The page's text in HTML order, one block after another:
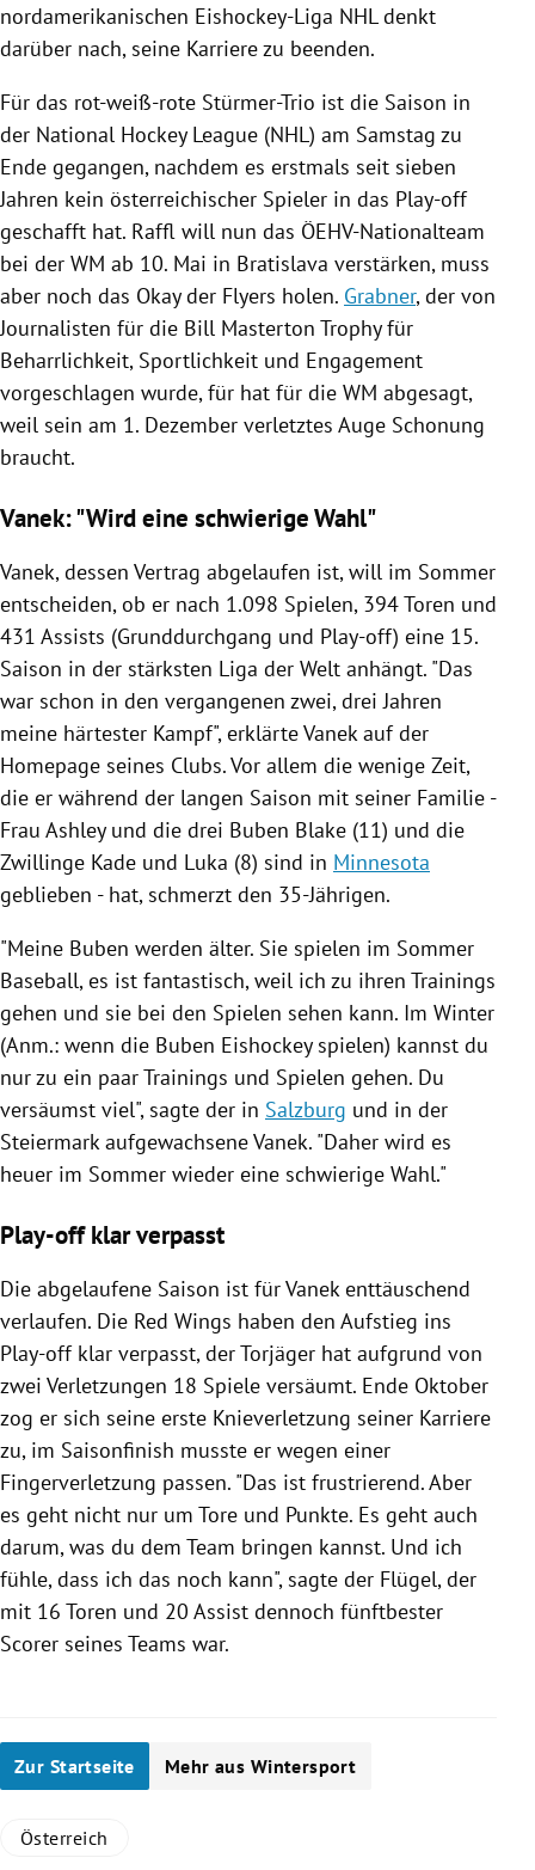
Untermenü
Untermenü
Untermenü
Untermenü
nordamerikanischen Eishockey-Liga NHL denkt
darüber nach, seine Karriere zu beenden.
Für das rot-weiß-rote Stürmer-Trio ist die Saison in
der National Hockey League (NHL ) am Samstag zu
Ende gegangen, nachdem es erstmals seit sieben
Jahren kein österreichischer Spieler in das Play-off
geschafft hat. Raffl will nun das ÖEHV-Nationalteam
bei der WM ab 10. Mai in Bratislava verstärken, muss
aber noch das Okay der Flyers holen. Grabner, der von
Journalisten für die Bill Masterton Trophy für
Beharrlichkeit, Sportlichkeit und Engagement
vorgeschlagen wurde, für hat für die WM abgesagt,
weil sein am 1. Dezember verletztes Auge Schonung
braucht.
Vanek: "Wird eine schwierige Wahl"
Vanek, dessen Vertrag abgelaufen ist, will im Sommer
entscheiden, ob er nach 1.098 Spielen, 394 Toren und
431 Assists (Grunddurchgang und Play-off) eine 15.
Saison in der stärksten Liga der Welt anhängt. "Das
war schon in den vergangenen zwei, drei Jahren
meine härtester Kampf", erklärteVanek auf der
Homepage seines Clubs. Vor allem die wenige Zeit,
die er während der langen Saison mit seiner Familie -
Frau Ashley und die drei Buben Blake (11) und die
Zwillinge Kade und Luka (8) sind in Minnesota
geblieben - hat, schmerzt den 35-Jährigen.
"Meine Buben werden älter. Sie spielen im Sommer
Baseball, es ist fantastisch, weil ich zu ihren Trainings
gehen und sie bei den Spielen sehen kann. Im Winter
(Anm.: wenn die Buben Eishockey spielen) kannst du
nur zu ein paar Trainings und Spielen gehen. Du
versäumst viel", sagte der in Salzburg und in der
Steiermark aufgewachseneVanek. "Daher wird es
heuer im Sommer wieder eine schwierige Wahl."
Play-off klar verpasst
Die abgelaufene Saison ist fürVanek enttäuschend
verlaufen. Die Red Wings haben den Aufstieg ins
Play-off klar verpasst, der Torjäger hat aufgrund von
zwei Verletzungen 18 Spiele versäumt. Ende Oktober
zog er sich seine erste Knieverletzung seiner Karriere
zu, im Saisonfinish musste er wegen einer
Fingerverletzung passen. "Das ist frustrierend. Aber
es geht nicht nur um Tore und Punkte. Es geht auch
darum, was du dem Team bringen kannst. Und ich
fühle, dass ich das noch kann", sagte der Flügel, der
mit 16 Toren und 20 Assist dennoch fünftbester
Scorer seines Teams war.
Zur Startseite Mehr aus Wintersport
Österreich